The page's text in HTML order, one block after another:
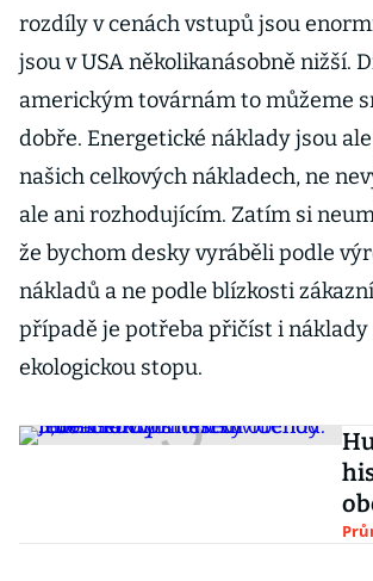
rozdíly v cenách vstupů jsou
jsou v USA několikanásobně nižší.
americkým továrnám to můžeme
dobře. Energetické náklady jsou
našich celkových nákladech, ne
ale ani rozhodujícím. Zatím si
že bychom desky vyráběli podle
nákladů a ne podle blízkosti
případě je potřeba přičíst i náklady
ekologickou stopu.